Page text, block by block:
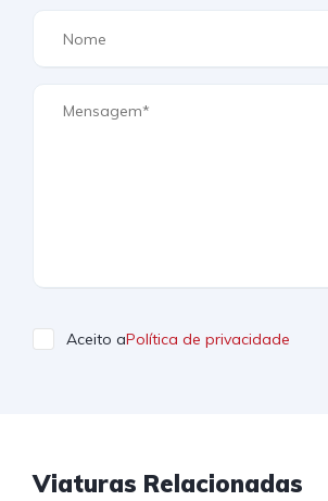
Aceito aPolítica de privacidade
Viaturas Relacionadas